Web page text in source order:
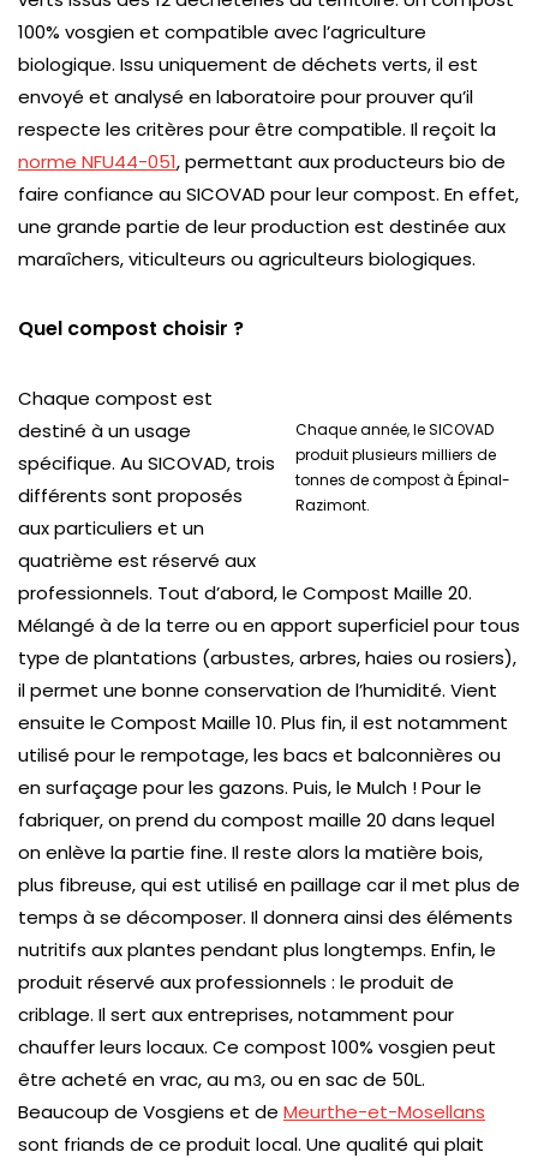
100% vosgien et compatible avec l’agriculture
biologique. Issu uniquement de déchets verts, il est
envoyé et analysé en laboratoire pour prouver qu’il
respecte les critères pour être compatible. Il reçoit la
norme NFU44-051, permettant aux producteurs bio de
faire confiance au SICOVAD pour leur compost. En effet,
une grande partie de leur production est destinée aux
maraîchers, viticulteurs ou agriculteurs biologiques.
Quel compost choisir ?
Chaque année, le SICOVAD
produit plusieurs milliers de
tonnes de compost à Épinal-
Razimont.
Chaque compost est
destiné à un usage
spécifique. Au SICOVAD, trois
différents sont proposés
aux particuliers et un
quatrième est réservé aux
professionnels. Tout d’abord, le Compost Maille 20.
Mélangé à de la terre ou en apport superficiel pour tous
type de plantations (arbustes, arbres, haies ou rosiers),
il permet une bonne conservation de l’humidité. Vient
ensuite le Compost Maille 10. Plus fin, il est notamment
utilisé pour le rempotage, les bacs et balconnières ou
en surfaçage pour les gazons. Puis, le Mulch ! Pour le
fabriquer, on prend du compost maille 20 dans lequel
on enlève la partie fine. Il reste alors la matière bois,
plus fibreuse, qui est utilisé en paillage car il met plus de
temps à se décomposer. Il donnera ainsi des éléments
nutritifs aux plantes pendant plus longtemps. Enfin, le
produit réservé aux professionnels : le produit de
criblage. Il sert aux entreprises, notamment pour
chauffer leurs locaux. Ce compost 100% vosgien peut
être acheté en vrac, au m3, ou en sac de 50L.
Beaucoup de Vosgiens et de Meurthe-et-Mosellans
sont friands de ce produit local. Une qualité qui plait